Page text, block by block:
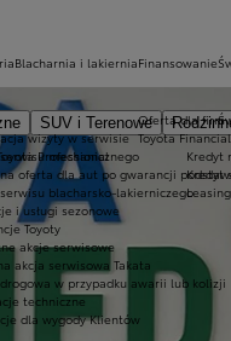
SUV i Terenowe
Professional
wizyty w serwisie
mechanicznego
oferta dla aut po gwarancji
blacharsko-lakierniczego
i usługi sezonowe
Toyoty
akcje serwisowe
akcja serwisowa Takata
w przypadku awarii lub kolizji
techniczne
dla wygody Klientów
Blacharnia i lakierniaFinansowanie
Oferta dla firm
Toyota
Kredyt
Kredyt